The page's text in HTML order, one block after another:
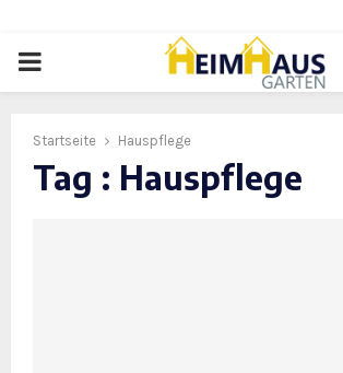
PRIMARY
Startseite Hauspflege
Tag : Hauspflege